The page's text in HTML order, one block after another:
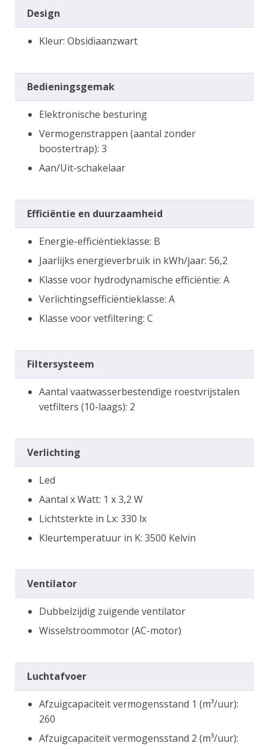
Design
Kleur: Obsidiaanzwart
Bedieningsgemak
Elektronische besturing
Vermogenstrappen (aantal zonder
boostertrap): 3
Aan/Uit-schakelaar
Efficiëntie en duurzaamheid
Energie-efficiëntieklasse: B
Jaarlijks energieverbruik in kWh/jaar: 56,2
Klasse voor hydrodynamische efficiëntie: A
Verlichtingsefficiëntieklasse: A
Klasse voor vetfiltering: C
Filtersysteem
Aantal vaatwasserbestendige roestvrijstalen
vetfilters (10-laags): 2
Verlichting
Led
Aantal x Watt: 1 x 3,2 W
Lichtsterkte in Lx: 330 lx
Kleurtemperatuur in K: 3500 Kelvin
Ventilator
Dubbelzijdig zuigende ventilator
Wisselstroommotor (AC-motor)
Luchtafvoer
Afzuigcapaciteit vermogensstand 1 (m³/uur):
260
Afzuigcapaciteit vermogensstand 2 (m³/uur):